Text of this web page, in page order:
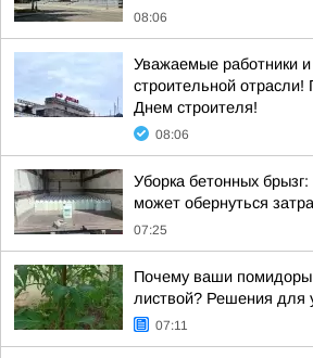
08:06
Уважаемые работники
строительной
Днем строителя!
08:06
Уборка бетонных
может обернуться
07:25
Почему ваши
листвой? Решения для
07:11